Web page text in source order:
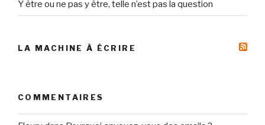
Y être ou ne pas y être, telle n’est pas la question
LA MACHINE À ÉCRIRE
COMMENTAIRES